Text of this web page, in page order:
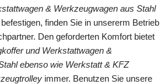
& Werkzeugwagen aus Stahl
finden Sie in unsererm Betrieb
Den geforderten Komfort bietet
und Werkstattwagen &
ebenso wie Werkstatt & KFZ
immer. Benutzen Sie unsere